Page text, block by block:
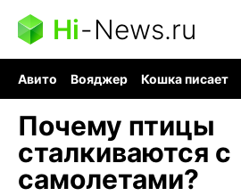
Hi-News.ru
Авито Вояджер Кошка писает
Почему птицы
сталкиваются с
самолетами?